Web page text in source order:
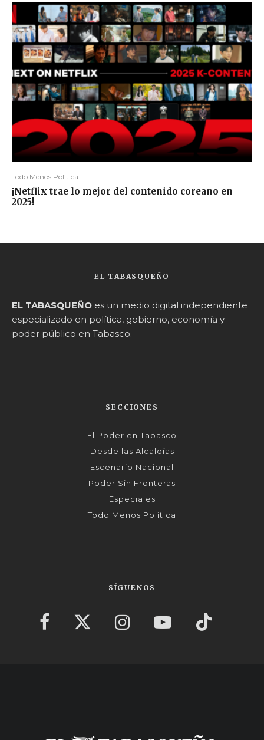
Todo Menos Política
¡Netflix trae lo mejor del contenido coreano en
2025!
EL TABASQUEÑO
EL TABASQUEÑO es un medio digital independiente
especializado en política, gobierno, economía y
poder público en Tabasco.
SECCIONES
El Poder en Tabasco
Desde las Alcaldías
Escenario Nacional
Poder Sin Fronteras
Especiales
Todo Menos Política
SÍGUENOS